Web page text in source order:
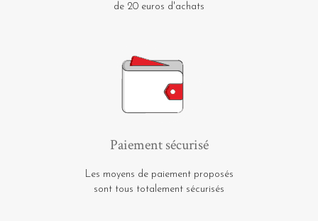
de 20 euros d'achats
Paiement sécurisé
Les moyens de paiement proposés
sont tous totalement sécurisés